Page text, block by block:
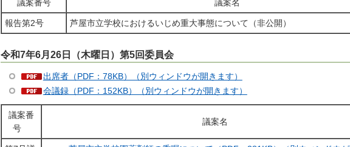
議案番号 議案名
報告第2号 芦屋市立学校におけるいじめ重大事態について（非公開）
令和7年6月26日（木曜日）第5回委員会
出席者（PDF：78KB）（別ウィンドウが開きます）
会議録（PDF：152KB）（別ウィンドウが開きます）
議案番
号
議案名